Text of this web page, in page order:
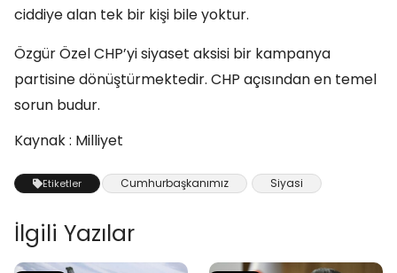
ciddiye alan tek bir kişi bile yoktur.
Özgür Özel CHP’yi siyaset aksisi bir kampanya
partisine dönüştürmektedir. CHP açısından en temel
sorun budur.
Kaynak : Milliyet
Etiketler Cumhurbaşkanımız Siyasi
İlgili Yazılar